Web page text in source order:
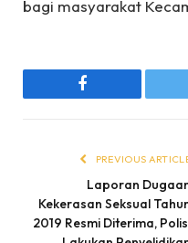
bagi masyarakat
Facebook
PREVIOUS
Laporan
Kekerasan Seksual
2019 Resmi Diterima,